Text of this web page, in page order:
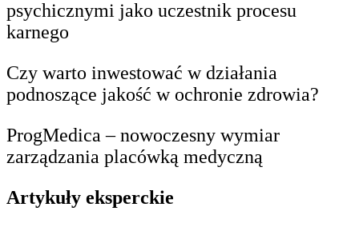
psychicznymi jako uczestnik procesu
karnego
Czy warto inwestować w działania
podnoszące jakość w ochronie zdrowia?
ProgMedica – nowoczesny wymiar
zarządzania placówką medyczną
Artykuły eksperckie